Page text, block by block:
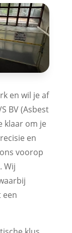
en wil je af
BV (Asbest
klaar om je
en
voorop
Wij
een